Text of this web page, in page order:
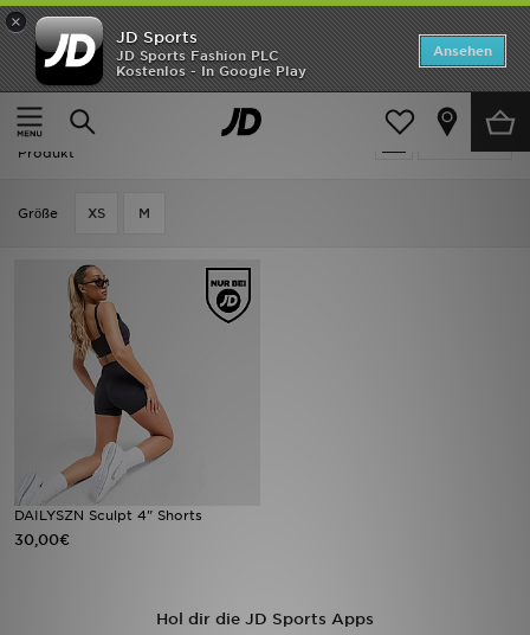
×
JD Sports
JD Sports Fashion PLC
Kostenlos - In Google Play
Ansehen
Home
Frauen Frauenkleidung Shorts
Verfeinern
Frauen - Schwarz DAILYSZN Shorts
Produkt
Grӧße XS M
DAILYSZN Sculpt 4" Shorts
30,00€
Hol dir die JD Sports Apps
ANGEBOTE
Neuheiten
Herren
Bestsellers
Marken
Sport